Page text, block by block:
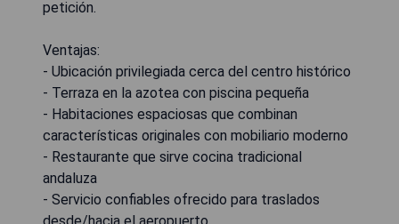
petición.
Ventajas:
- Ubicación privilegiada cerca del centro histórico
- Terraza en la azotea con piscina pequeña
- Habitaciones espaciosas que combinan
características originales con mobiliario moderno
- Restaurante que sirve cocina tradicional
andaluza
- Servicio confiables ofrecido para traslados